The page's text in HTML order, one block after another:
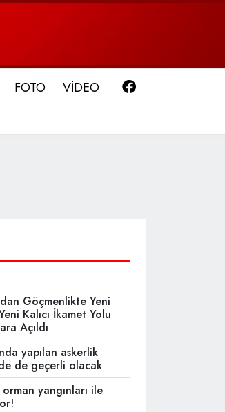
FOTO VİDEO
Göçmenlikte Yeni
Kalıcı İkamet Yolu
Açıldı
yapılan askerlik
de geçerli olacak
yangınları ile